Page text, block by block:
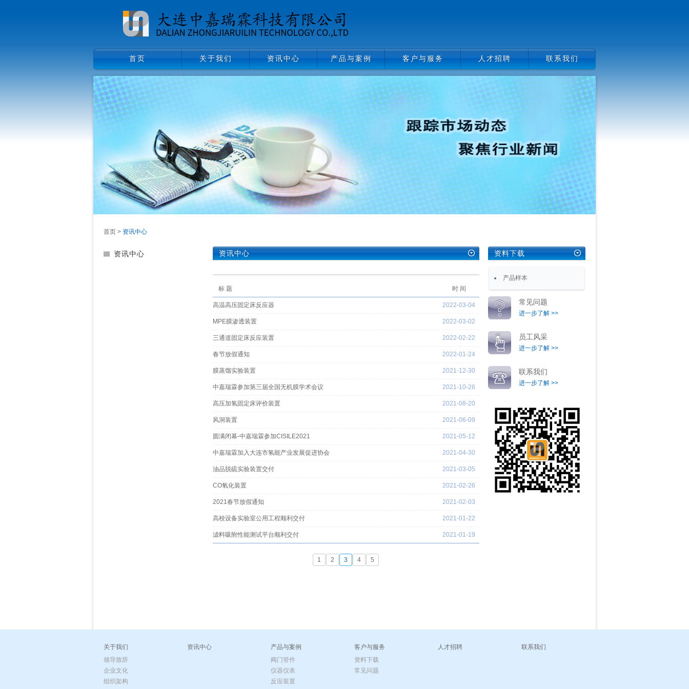
首页 关于我们 资讯中心 产品与案例 客户与服务 人才招聘 联系我们
联系我们
首页 > 资讯中心
资讯中心 资讯中心
时 间
标 题
2022-03-04
高温高压固定床反应器
2022-03-02
MPE膜渗透装置
2022-02-22
三通道固定床反应装置
2022-01-24
春节放假通知
2021-12-30
膜蒸馏实验装置
2021-10-26
中嘉瑞霖参加第三届全国无机膜学术会议
2021-08-20
高压加氢固定床评价装置
2021-06-09
风洞装置
2021-05-12
圆满闭幕-中嘉瑞霖参加CISILE2021
2021-04-30
中嘉瑞霖加入大连市氢能产业发展促进协会
2021-03-05
油品脱硫实验装置交付
2021-02-26
CO氧化装置
2021-02-03
2021春节放假通知
2021-01-22
高校设备实验室公用工程顺利交付
2021-01-19
滤料吸附性能测试平台顺利交付
1 2 3 4 5
资料下载
产品样本
常见问题
进一步了解 >>
员工风采
进一步了解 >>
联系我们
进一步了解 >>
关于我们
领导致辞
企业文化
组织架构
资讯中心
产品与案例
阀门管件
仪器仪表
反应装置
客户与服务
资料下载
常见问题
人才招聘 联系我们